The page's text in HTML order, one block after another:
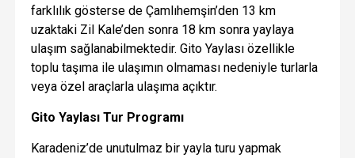
farklılık gösterse de Çamlıhemşin’den 13 km
uzaktaki Zil Kale’den sonra 18 km sonra yaylaya
ulaşım sağlanabilmektedir. Gito Yaylası özellikle
toplu taşıma ile ulaşımın olmaması nedeniyle turlarla
veya özel araçlarla ulaşıma açıktır.
Gito Yaylası Tur Programı
Karadeniz’de unutulmaz bir yayla turu yapmak